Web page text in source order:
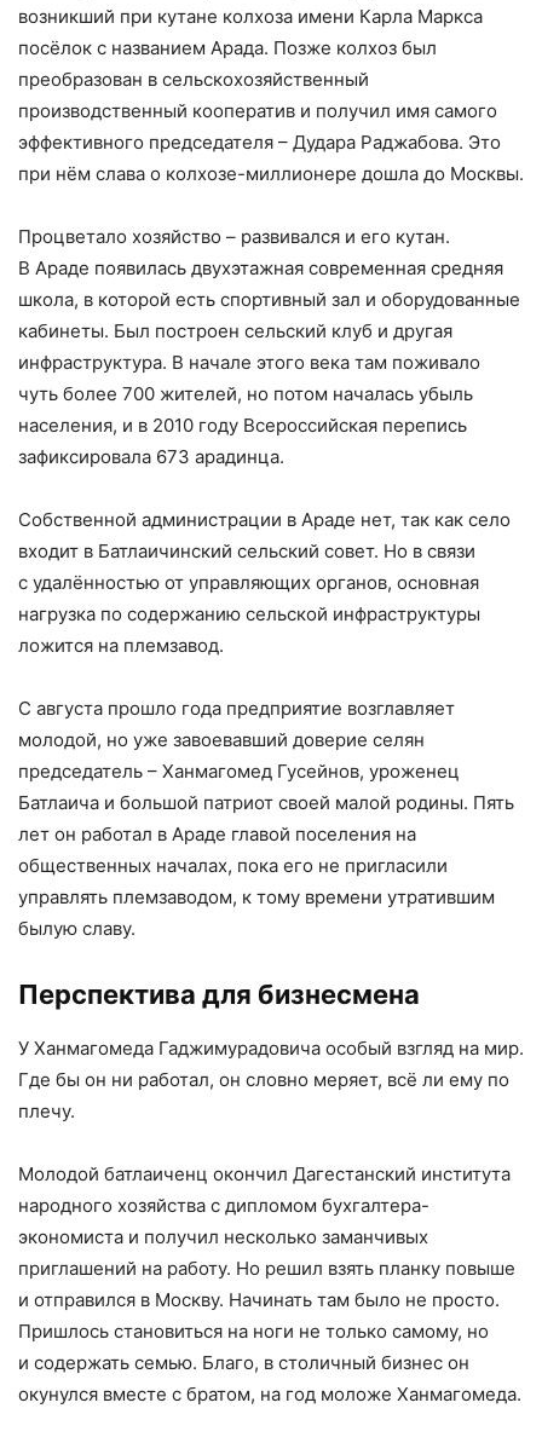
возникший при кутане колхоза имени Карла Маркса
посёлок с названием Арада. Позже колхоз был
преобразован в сельскохозяйственный
производственный кооператив и получил имя самого
эффективного председателя – Дудара Раджабова. Это
при нём слава о колхозе-миллионере дошла до Москвы.
Процветало хозяйство – развивался и его кутан.
В Араде появилась двухэтажная современная средняя
школа, в которой есть спортивный зал и оборудованные
кабинеты. Был построен сельский клуб и другая
инфраструктура. В начале этого века там поживало
чуть более 700 жителей, но потом началась убыль
населения, и в 2010 году Всероссийская перепись
зафиксировала 673 арадинца.
Собственной администрации в Араде нет, так как село
входит в Батлаичинский сельский совет. Но в связи
с удалённостью от управляющих органов, основная
нагрузка по содержанию сельской инфраструктуры
ложится на племзавод.
С августа прошло года предприятие возглавляет
молодой, но уже завоевавший доверие селян
председатель – Ханмагомед Гусейнов, уроженец
Батлаича и большой патриот своей малой родины. Пять
лет он работал в Араде главой поселения на
общественных началах, пока его не пригласили
управлять племзаводом, к тому времени утратившим
былую славу.
Перспектива для бизнесмена
У Ханмагомеда Гаджимурадовича особый взгляд на мир.
Где бы он ни работал, он словно меряет, всё ли ему по
плечу.
Молодой батлаиченц окончил Дагестанский института
народного хозяйства с дипломом бухгалтера-
экономиста и получил несколько заманчивых
приглашений на работу. Но решил взять планку повыше
и отправился в Москву. Начинать там было не просто.
Пришлось становиться на ноги не только самому, но
и содержать семью. Благо, в столичный бизнес он
окунулся вместе с братом, на год моложе Ханмагомеда.